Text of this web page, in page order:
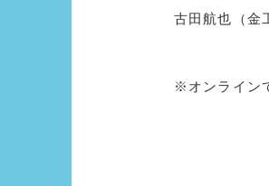
古田航也（金
※オンライン